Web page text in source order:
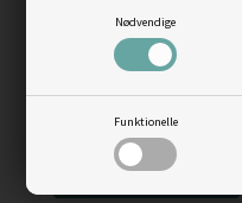
Nødvendige
Funktionelle
Rapala Soft Grip
filetkniv, 15cm
229,00
DKK
LÆS MERE